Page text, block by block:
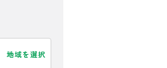
地域を選択